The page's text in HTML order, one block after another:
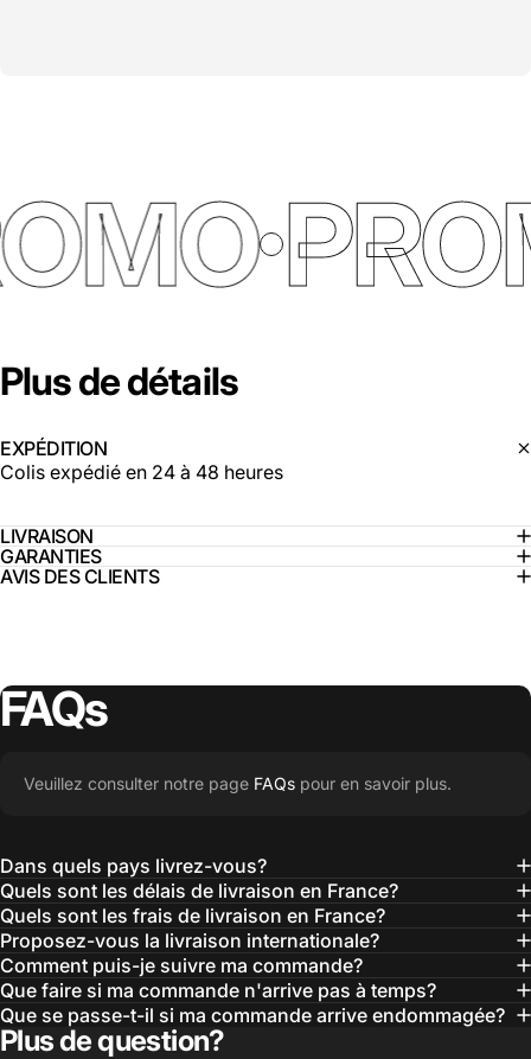
Plusdedétails
EXPÉDITION
Colis expédié en 24 à 48 heures
LIVRAISON
GARANTIES
AVIS DES CLIENTS
FAQs
Veuillez consulter notre page FAQs pour en savoir plus.
Dans quels pays livrez-vous?
Quels sont les délais de livraison en France?
Quels sont les frais de livraison en France?
Proposez-vous la livraison internationale?
Comment puis-je suivre ma commande?
Que faire si ma commande n'arrive pas à temps?
Que se passe-t-il si ma commande arrive endommagée?
Plus de question?